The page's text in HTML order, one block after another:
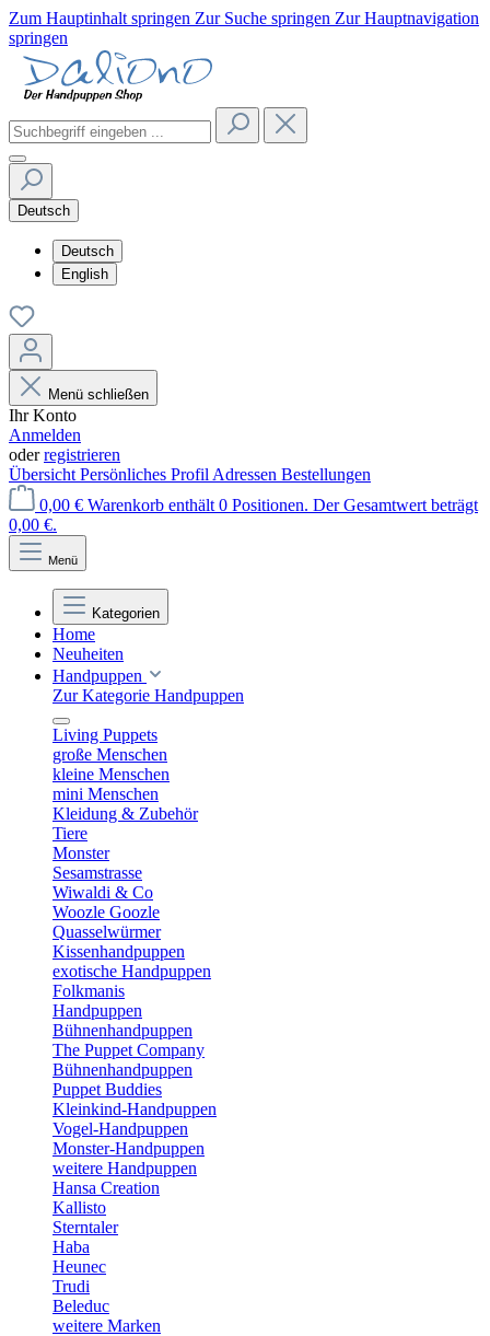
Zum Hauptinhalt springen Zur Suche springen Zur Hauptnavigation
springen
Deutsch
Deutsch
English
Menü schließen
Ihr Konto
Anmelden
oderregistrieren
Übersicht Persönliches Profil Adressen Bestellungen
0,00 € Warenkorb enthält 0 Positionen. Der Gesamtwert beträgt
0,00 €.
Menü
Kategorien
Home
Neuheiten
Handpuppen
Zur Kategorie Handpuppen
Living Puppets
große Menschen
kleine Menschen
mini Menschen
Kleidung & Zubehör
Tiere
Monster
Sesamstrasse
Wiwaldi & Co
Woozle Goozle
Quasselwürmer
Kissenhandpuppen
exotische Handpuppen
Folkmanis
Handpuppen
Bühnenhandpuppen
The Puppet Company
Bühnenhandpuppen
Puppet Buddies
Kleinkind-Handpuppen
Vogel-Handpuppen
Monster-Handpuppen
weitere Handpuppen
Hansa Creation
Kallisto
Sterntaler
Haba
Heunec
Trudi
Beleduc
weitere Marken